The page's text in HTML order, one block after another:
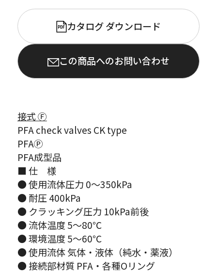
PDF カタログ ダウンロード
この商品へのお問い合わせ
接式 Ⓕ
PFA check valves CK type
PFAⓅ
PFA成型品
■ 仕 様
● 使用流体圧力 0～350kPa
● 耐圧 400kPa
● クラッキング圧力 10kPa前後
● 流体温度 5～80℃
● 環境温度 5～60℃
● 使用流体 気体・液体（純水・薬液）
● 接続部材質 PFA・各種Oリング